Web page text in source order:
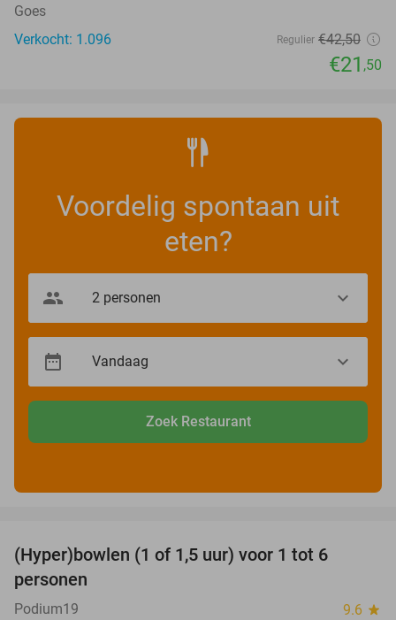
Goes
Verkocht: 1.096
Regulier €42,50
€21 ,50
Voordelig spontaan uit
eten?
Zoek Restaurant
(Hyper)bowlen (1 of 1,5 uur) voor 1 tot 6
personen
Podium19 9.6 star